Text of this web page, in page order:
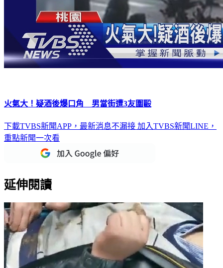
火氣大！疑酒後爆口角 男當街遭3友圍毆
下載TVBS新聞APP，最新消息不漏接 加入TVBS新聞LINE，
重點新聞一次看
延伸閱讀